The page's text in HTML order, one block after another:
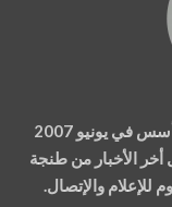
في يونيو 2007
الأخبار من طنجة
والإتصال.